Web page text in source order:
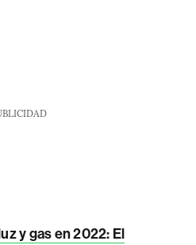
y gas en 2022: El